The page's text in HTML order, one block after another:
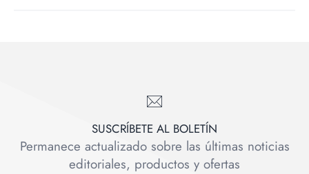
SUSCRÍBETE AL BOLETÍN
Permanece actualizado sobre las últimas noticias
editoriales, productos y ofertas